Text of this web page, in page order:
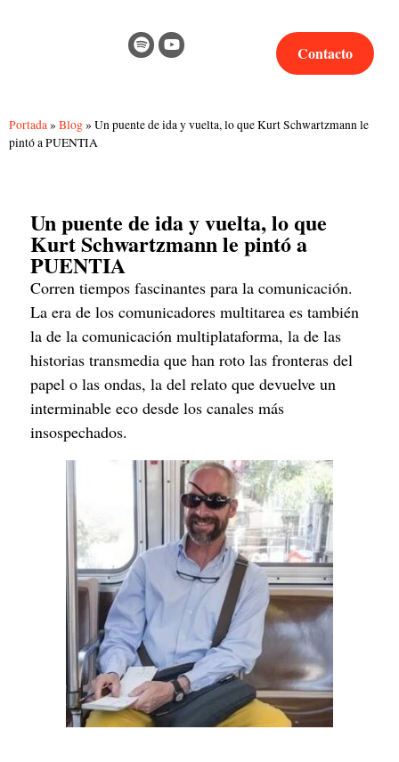
Contacto
Portada» Blog» Un puente de ida y vuelta, lo que Kurt Schwartzmann le
pintó a PUENTIA
Un puente de ida y vuelta, lo que
Kurt Schwartzmann le pintó a
PUENTIA
Corren tiempos fascinantes para la comunicación.
La era de los comunicadores multitarea es también
la de la comunicación multiplataforma, la de las
historias transmedia que han roto las fronteras del
papel o las ondas, la del relato que devuelve un
interminable eco desde los canales más
insospechados.